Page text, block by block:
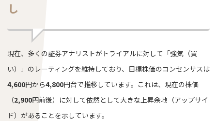
し
現在、多くの証券アナリストがトライアルに対して「強気（買
い）」のレーティングを維持しており、目標株価のコンセンサスは
4,600円から4,800円台で推移しています。これは、現在の株価
（2,900円前後）に対して依然として大きな上昇余地（アップサイ
ド）があることを示しています。